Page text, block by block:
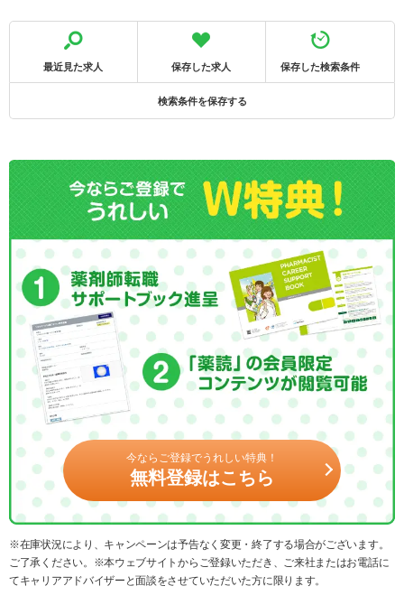
最近見た求人 保存した求人 保存した検索条件
検索条件を保存する
今ならご登録でうれしい特典！
無料登録はこちら
※在庫状況により、キャンペーンは予告なく変更・終了する場合がございます。
ご了承ください。※本ウェブサイトからご登録いただき、ご来社またはお電話に
てキャリアアドバイザーと面談をさせていただいた方に限ります。